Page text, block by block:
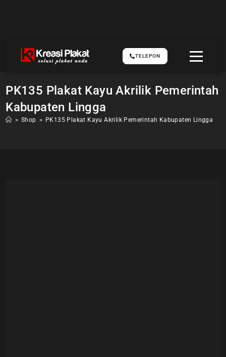
TELEPON
PK135 Plakat Kayu Akrilik Pemerintah
Kabupaten Lingga
> Shop > PK135 Plakat Kayu Akrilik Pemerintah Kabupaten Lingga